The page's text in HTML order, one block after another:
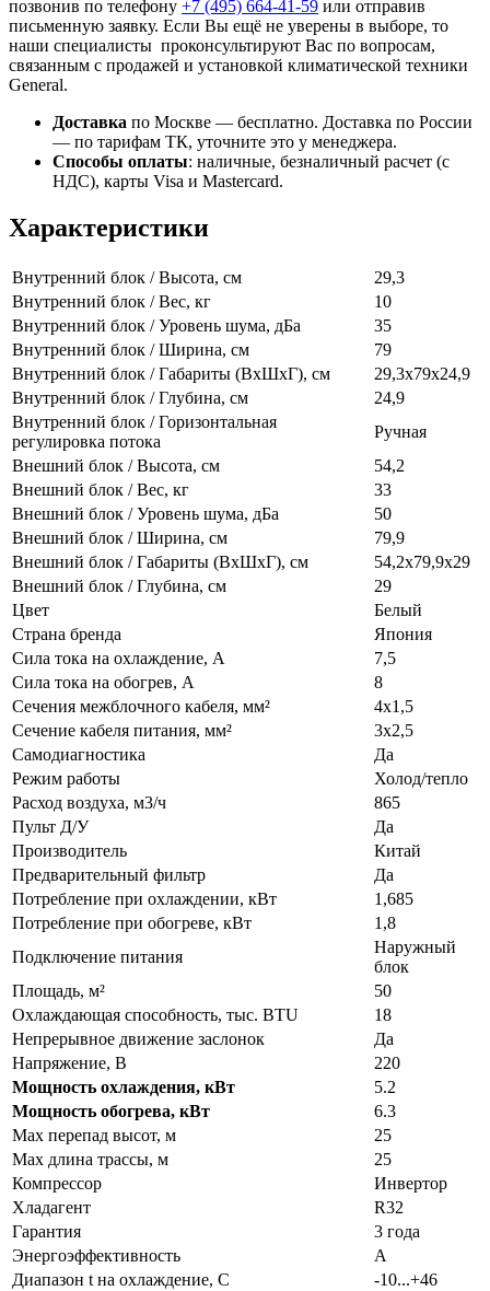
позвонив по телефону +7 (495) 664-41-59 или отправив
письменную заявку. Если Вы ещё не уверены в выборе, то
наши специалисты проконсультируют Вас по вопросам,
связанным с продажей и установкой климатической техники
General.
Доставка по Москве — бесплатно. Доставка по России
— по тарифам ТК, уточните это у менеджера.
Способы оплаты: наличные, безналичный расчет (с
НДС), карты Visa и Mastercard.
Характеристики
Внутренний блок / Высота, см
29,3
Внутренний блок / Вес, кг
10
Внутренний блок / Уровень шума, дБа
35
Внутренний блок / Ширина, см
79
Внутренний блок / Габариты (ВхШхГ), см
29,3х79х24,9
Внутренний блок / Глубина, см
24,9
Внутренний блок / Горизонтальная
регулировка потока
Ручная
Внешний блок / Высота, см
54,2
Внешний блок / Вес, кг
33
Внешний блок / Уровень шума, дБа
50
Внешний блок / Ширина, см
79,9
Внешний блок / Габариты (ВхШхГ), см
54,2х79,9х29
Внешний блок / Глубина, см
29
Цвет
Белый
Страна бренда
Япония
Сила тока на охлаждение, А
7,5
Сила тока на обогрев, А
8
Сечения межблочного кабеля, мм²
4х1,5
Сечение кабеля питания, мм²
3х2,5
Самодиагностика
Да
Режим работы
Холод/тепло
Расход воздуха, м3/ч
865
Пульт Д/У
Да
Производитель
Китай
Предварительный фильтр
Да
Потребление при охлаждении, кВт
1,685
Потребление при обогреве, кВт
1,8
Подключение питания
Наружный
блок
Площадь, м²
50
Охлаждающая способность, тыс. BTU
18
Непрерывное движение заслонок
Да
Напряжение, В
220
Мощность охлаждения, кВт
5.2
Мощность обогрева, кВт
6.3
Max перепад высот, м
25
Max длина трассы, м
25
Компрессор
Инвертор
Хладагент
R32
Гарантия
3 года
Энергоэффективность
A
Диапазон t на охлаждение, С
-10...+46